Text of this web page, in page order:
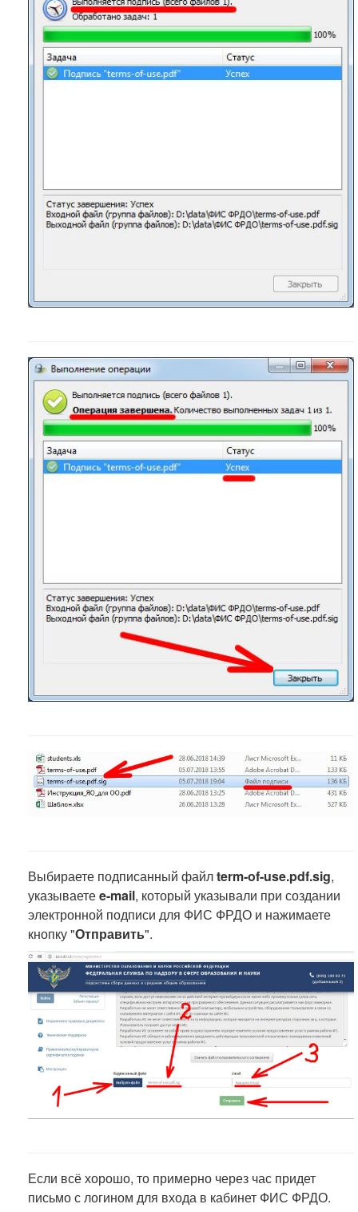
Выбираете подписанный файлterm-of-use.pdf.sig,
указываетеe-mail, который указывали при создании
электронной подписи для ФИС ФРДО и нажимаете
кнопку "Отправить".
Если всё хорошо, то примерно через час придет
письмо с логином для входа в кабинет ФИС ФРДО.